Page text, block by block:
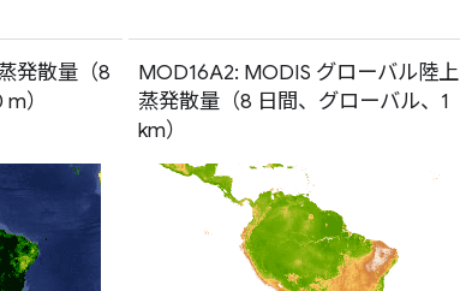
発散量（8
）
MOD16A2: MODIS グローバル陸上
蒸発散量（8 日間、グローバル、1
km）